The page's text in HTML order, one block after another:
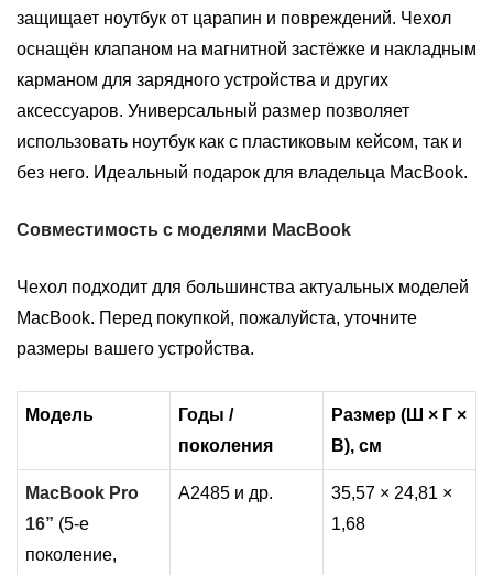
защищает ноутбук от царапин и повреждений. Чехол
оснащён клапаном на магнитной застёжке и накладным
карманом для зарядного устройства и других
аксессуаров. Универсальный размер позволяет
использовать ноутбук как с пластиковым кейсом, так и
без него. Идеальный подарок для владельца MacBook.
Совместимость с моделями MacBook
Чехол подходит для большинства актуальных моделей
MacBook. Перед покупкой, пожалуйста, уточните
размеры вашего устройства.
Модель
Годы /
поколения
Размер (Ш × Г ×
В), см
MacBook Pro
16” (5-е
поколение,
A2485 и др.
35,57 × 24,81 ×
1,68